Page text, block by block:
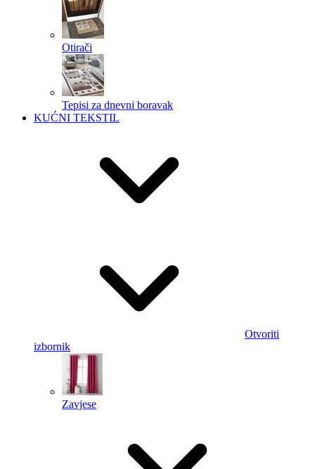
Otirači
Tepisi za dnevni boravak
KUĆNI TEKSTIL
Otvoriti
izbornik
Zavjese